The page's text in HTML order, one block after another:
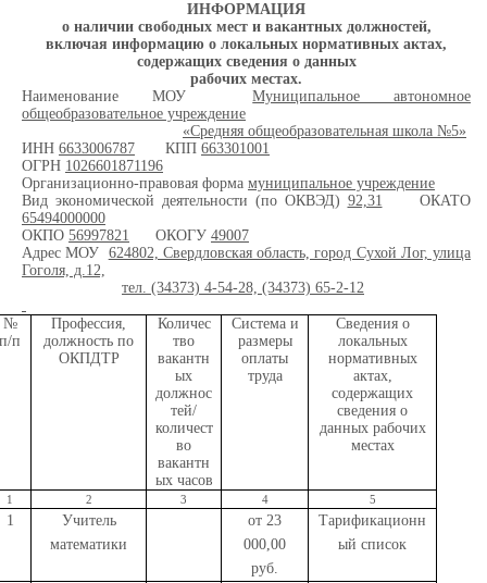
ИНФОРМАЦИЯ
о наличии свободных мест и вакантных должностей,
включая информацию о локальных нормативных актах,
содержащих сведения о данных
рабочих местах.
Наименование МОУМуниципальное автономное
общеобразовательное учреждение
«Средняя общеобразовательная школа №5»
ИНН 6633006787 КПП 663301001
ОГРН 1026601871196
Организационно-правовая форма муниципальное учреждение
Вид экономической деятельности (по ОКВЭД) 92,31 ОКАТО
65494000000
ОКПО 56997821 ОКОГУ 49007
Адрес МОУ 624802, Свердловская область, город Сухой Лог, улица
Гоголя, д.12,
тел. (34373) 4-54-28, (34373) 65-2-12
№
п/п
Профессия,
должность по
ОКПДТР
Количес
тво
вакантн
ых
должнос
тей/
количест
во
вакантн
ых часов
Система и
размеры
оплаты
труда
Сведения о
локальных
нормативных
актах,
содержащих
сведения о
данных рабочих
местах
1 2 3 4 5
1
Учитель
математики
от 23
000,00
руб.
Тарификационн
ый список